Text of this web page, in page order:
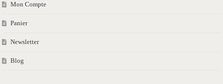
Mon Compte
Panier
Newsletter
Blog